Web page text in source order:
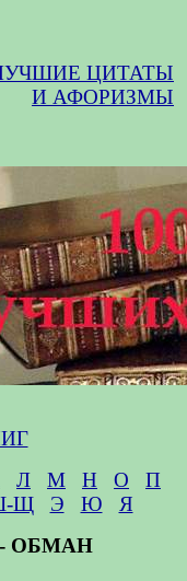
ЦИТАТЫ
И АФОРИЗМЫ
Л М Н О
П
Щ Э Ю
Я
- ОБМАН